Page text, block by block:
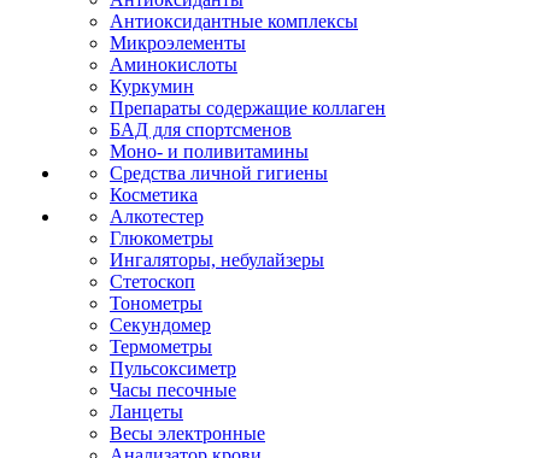
Антиоксидантные комплексы
Микроэлементы
Аминокислоты
Куркумин
Препараты содержащие коллаген
БАД для спортсменов
Моно- и поливитамины
Средства личной гигиены
Косметика
Алкотестер
Глюкометры
Ингаляторы, небулайзеры
Стетоскоп
Тонометры
Секундомер
Термометры
Пульсоксиметр
Часы песочные
Ланцеты
Весы электронные